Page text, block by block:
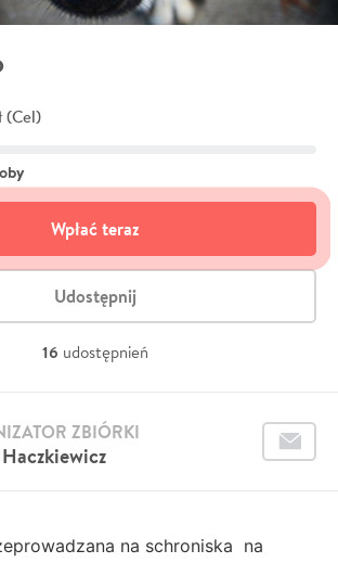
(Cel)
Wpłać teraz
Udostępnij
16 udostępnień
ZBIÓRKI
na schroniska na